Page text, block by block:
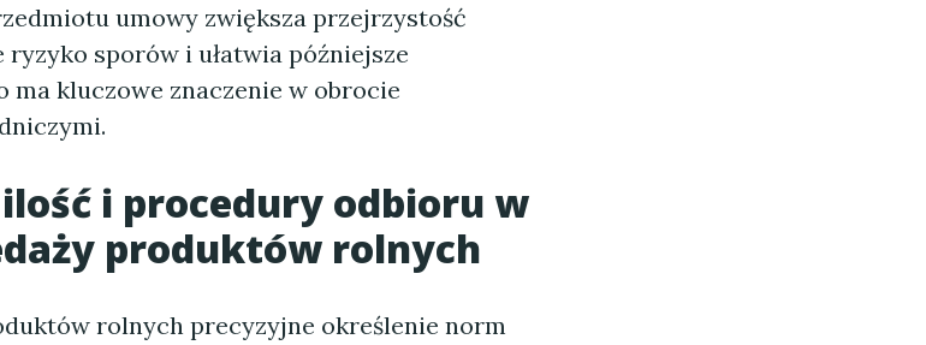
umowy zwiększa przejrzystość
sporów i ułatwia późniejsze
ma kluczowe znaczenie w obrocie
i procedury odbioru w
produktów rolnych
rolnych precyzyjne określenie norm